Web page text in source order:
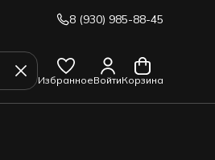
8 (930) 985-88-45
ИзбранноеВойтиКорзина